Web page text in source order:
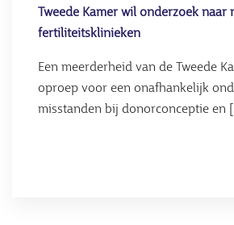
Tweede Kamer wil onderzoek naar
fertiliteitsklinieken
Een meerderheid van de Tweede
oproep voor een onafhankelijk
misstanden bij donorconceptie en